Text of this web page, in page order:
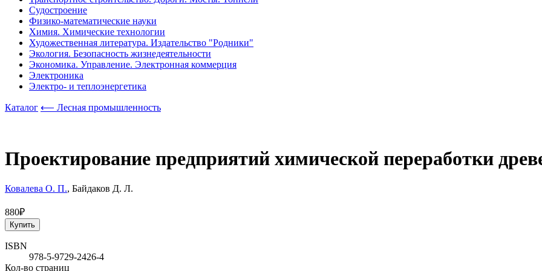
Судостроение
Физико-математические науки
Химия. Химические технологии
Художественная литература. Издательство "Родники"
Экология. Безопасность жизнедеятельности
Экономика. Управление. Электронная коммерция
Электроника
Электро- и теплоэнергетика
Каталог ⟵ Лесная промышленность
Проектирование предприятий химической переработки
Ковалева О. П., Байдаков Д. Л.
880₽
Купить
ISBN
978-5-9729-2426-4
Кол-во страниц